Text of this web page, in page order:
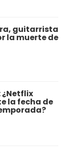
guitarrista
la muerte de
¿Netflix
la fecha de